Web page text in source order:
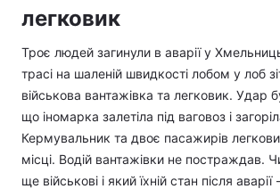
легковик
Троє людей загинули в аварії у
трасі на шаленій швидкості лобом у лоб
військова вантажівка та легковик. Удар
що іномарка залетіла під ваговоз і
Кермувальник та двоє пасажирів
місці. Водій вантажівки не постраждав.
ще військові і який їхній стан після аварії